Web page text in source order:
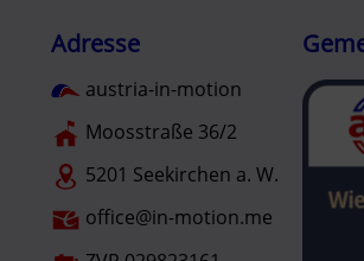
Adresse
austria-in-motion
Moosstraße 36/2
5201 Seekirchen a. W.
office@in-motion.me